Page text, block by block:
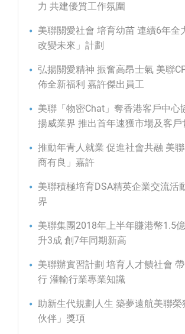
力 共建優質工作氛圍
美聯關愛社會 培育幼苗 連續6年全
改變未來」計劃
弘揚關愛精神 振奮高昂士氣 美聯
佈全新福利 嘉許傑出員工
美聯「物密Chat」奪香港客戶中心
揚威業界 推出首年速獲市場及客戶
推動年青人就業 促進社會共融 美
商有良」嘉許
美聯積極培育DSA精英企業交流活
界
美聯集團2018年上半年賺港幣1.5
升3成 創7年同期新高
美聯辦實習計劃 培育人才饋社會
行 灌輸行業專業知識
助新生代規劃人生 築夢遠航美聯榮
伙伴」獎項